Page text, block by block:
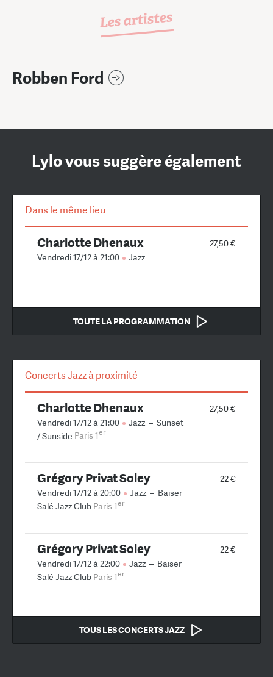
Les artistes
Robben Ford
Lylo vous suggère également
Dans le même lieu
27,50 €
Charlotte Dhenaux
Vendredi 17/12 à 21:00 Jazz
TOUTE LA PROGRAMMATION
Concerts Jazz à proximité
27,50 €
Charlotte Dhenaux
Vendredi 17/12 à 21:00 Jazz – Sunset
/ Sunside Paris 1er
22 €
Grégory Privat Soley
Vendredi 17/12 à 20:00 Jazz – Baiser
Salé Jazz Club Paris 1er
22 €
Grégory Privat Soley
Vendredi 17/12 à 22:00 Jazz – Baiser
Salé Jazz Club Paris 1er
TOUS LES CONCERTS JAZZ